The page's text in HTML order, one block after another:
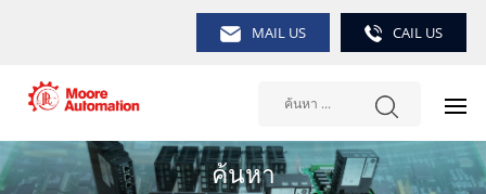
MAIL US CAIL US
ค้นหา